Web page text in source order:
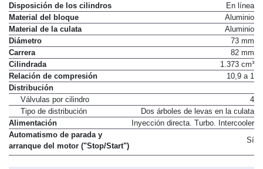
Disposición de los cilindros
En línea
Material del bloque
Aluminio
Material de la culata
Aluminio
Diámetro
73 mm
Carrera
82 mm
Cilindrada
1.373 cm³
Relación de compresión
10,9 a 1
Distribución
Válvulas por cilindro
4
Tipo de distribución
Dos árboles de levas en la culata
Alimentación
Inyección directa. Turbo. Intercooler
Automatismo de parada y
arranque del motor ("Stop/Start")
Sí